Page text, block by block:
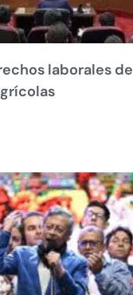
laborales de